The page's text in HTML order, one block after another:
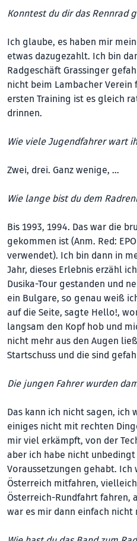
Konntest du dir das Rennrad
Ich glaube, es haben mir
etwas dazugezahlt. Ich bin
Radgeschäft Grassinger
nicht beim Lambacher Verein
ersten Training ist es gleich
drinnen.
Wie viele Jugendfahrer wart
Zwei, drei. Ganz wenige, …
Wie lange bist du dem
Bis 1993, 1994. Das war die
gekommen ist (Anm. Red:
verwendet). Ich bin dann in
Jahr, dieses Erlebnis erzähl
Dusika-Tour gestanden und
ein Bulgare, so genau weiß
auf die Seite, sagte Hello!,
langsam den Kopf hob und
nicht mehr aus den Augen
Startschuss und die sind
Die jungen Fahrer wurden
Das kann ich nicht sagen, ich
einiges nicht mit rechten
mir viel erkämpft, von der
aber ich habe nicht
Voraussetzungen gehabt. Ich
Österreich mitfahren,
Österreich-Rundfahrt fahren,
war es mir dann einfach nicht